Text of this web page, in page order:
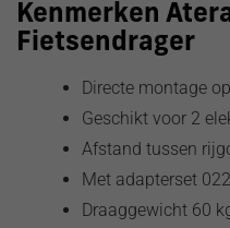
Kenmerken
Fietsendrager
Directe montage
Geschikt voor 2
Afstand tussen
Met adapterset
Draaggewicht 60